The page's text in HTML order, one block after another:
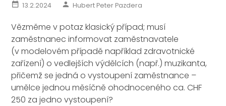
13.2.2024 Hubert Peter Pazdera
Vězměme v potaz klasický případ; musí
zaměstnanec informovat zaměstnavatele
(v modelovém případě například zdravotnické
zařízení) o vedlejších výdělcích (např.) muzikanta,
přičemž se jedná o vystoupení zaměstnance –
umělce jednou měsíčně ohodnoceného ca. CHF
250 za jedno vystoupení?